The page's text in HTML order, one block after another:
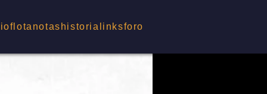
flota notas historia linksforo